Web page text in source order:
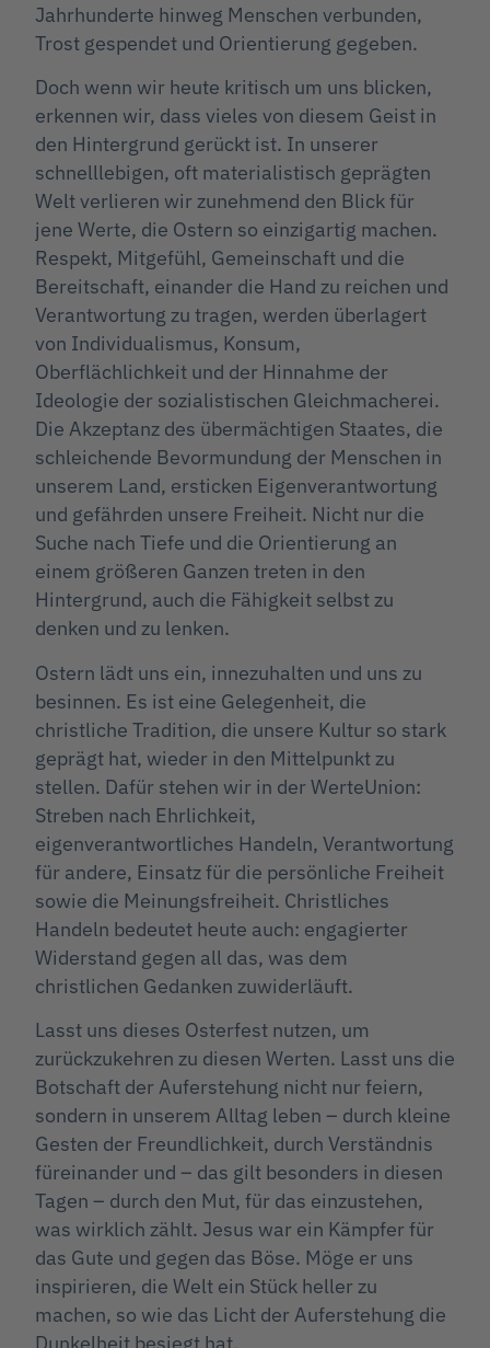
Jahrhunderte hinweg Menschen verbunden,
Trost gespendet und Orientierung gegeben.
Doch wenn wir heute kritisch um uns blicken,
erkennen wir, dass vieles von diesem Geist in
den Hintergrund gerückt ist. In unserer
schnelllebigen, oft materialistisch geprägten
Welt verlieren wir zunehmend den Blick für
jene Werte, die Ostern so einzigartig machen.
Respekt, Mitgefühl, Gemeinschaft und die
Bereitschaft, einander die Hand zu reichen und
Verantwortung zu tragen, werden überlagert
von Individualismus, Konsum,
Oberflächlichkeit und der Hinnahme der
Ideologie der sozialistischen Gleichmacherei.
Die Akzeptanz des übermächtigen Staates, die
schleichende Bevormundung der Menschen in
unserem Land, ersticken Eigenverantwortung
und gefährden unsere Freiheit. Nicht nur die
Suche nach Tiefe und die Orientierung an
einem größeren Ganzen treten in den
Hintergrund, auch die Fähigkeit selbst zu
denken und zu lenken.
Ostern lädt uns ein, innezuhalten und uns zu
besinnen. Es ist eine Gelegenheit, die
christliche Tradition, die unsere Kultur so stark
geprägt hat, wieder in den Mittelpunkt zu
stellen. Dafür stehen wir in der WerteUnion:
Streben nach Ehrlichkeit,
eigenverantwortliches Handeln, Verantwortung
für andere, Einsatz für die persönliche Freiheit
sowie die Meinungsfreiheit. Christliches
Handeln bedeutet heute auch: engagierter
Widerstand gegen all das, was dem
christlichen Gedanken zuwiderläuft.
Lasst uns dieses Osterfest nutzen, um
zurückzukehren zu diesen Werten. Lasst uns die
Botschaft der Auferstehung nicht nur feiern,
sondern in unserem Alltag leben – durch kleine
Gesten der Freundlichkeit, durch Verständnis
füreinander und – das gilt besonders in diesen
Tagen – durch den Mut, für das einzustehen,
was wirklich zählt. Jesus war ein Kämpfer für
das Gute und gegen das Böse. Möge er uns
inspirieren, die Welt ein Stück heller zu
machen, so wie das Licht der Auferstehung die